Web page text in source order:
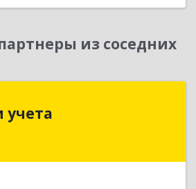
из соседних
учета
обл, Ростов-на-Дону г,